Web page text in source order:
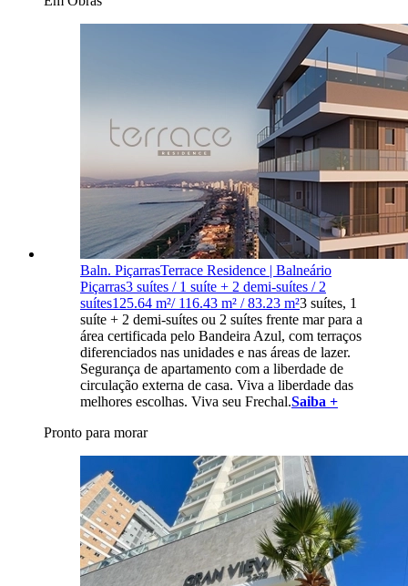
Baln. PiçarrasTerrace Residence | Balneário
Piçarras3 suítes / 1 suíte + 2 demi-suítes / 2
suítes125.64 m²/ 116.43 m² / 83.23 m²3 suítes, 1
suíte + 2 demi-suítes ou 2 suítes frente mar para a
área certificada pelo Bandeira Azul, com terraços
diferenciados nas unidades e nas áreas de lazer.
Segurança de apartamento com a liberdade de
circulação externa de casa. Viva a liberdade das
melhores escolhas. Viva seu Frechal.Saiba +
Pronto para morar